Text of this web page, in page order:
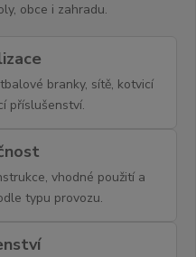
obce i zahradu.
branky, sítě, kotvicí
příslušenství.
vhodné použití a
typu provozu.